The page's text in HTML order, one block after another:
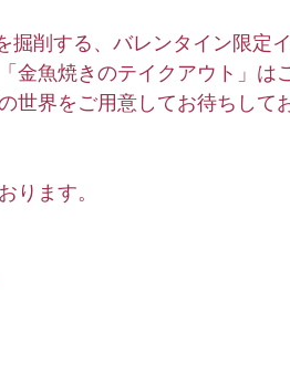
掘削する、バレンタイン限定
金魚焼きのテイクアウト」は
世界をご用意してお待ちして
ります。